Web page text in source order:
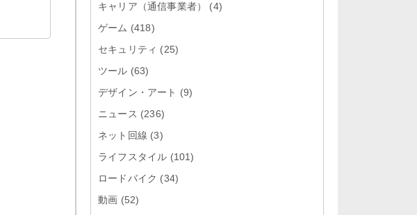
キャリア（通信事業者）
(4)
ゲーム (418)
セキュリティ (25)
ツール (63)
デザイン・アート (9)
ニュース (236)
ネット回線 (3)
ライフスタイル (101)
ロードバイク (34)
動画 (52)